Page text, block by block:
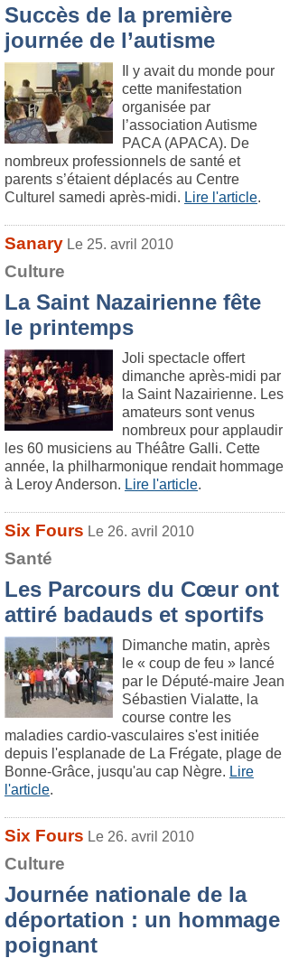
Succès de la première
journée de l’autisme
Il y avait du monde pour
cette manifestation
organisée par
l’association Autisme
PACA (APACA). De
nombreux professionnels de santé et
parents s’étaient déplacés au Centre
Culturel samedi après-midi. Lire l'article.
Sanary Le 25. avril 2010
Culture
La Saint Nazairienne fête
le printemps
Joli spectacle offert
dimanche après-midi par
la Saint Nazairienne. Les
amateurs sont venus
nombreux pour applaudir
les 60 musiciens au Théâtre Galli. Cette
année, la philharmonique rendait hommage
à Leroy Anderson. Lire l'article.
Six Fours Le 26. avril 2010
Santé
Les Parcours du Cœur ont
attiré badauds et sportifs
Dimanche matin, après
le « coup de feu » lancé
par le Député-maire Jean
Sébastien Vialatte, la
course contre les
maladies cardio-vasculaires s'est initiée
depuis l'esplanade de La Frégate, plage de
Bonne-Grâce, jusqu'au cap Nègre. Lire
l'article.
Six Fours Le 26. avril 2010
Culture
Journée nationale de la
déportation : un hommage
poignant